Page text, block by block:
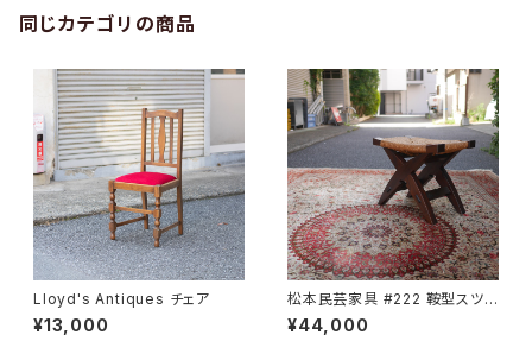
同じカテゴリの商品
Lloyd's Antiques チェア
¥13,000
松本民芸家具 #222 鞍型スツ
ール
¥44,000